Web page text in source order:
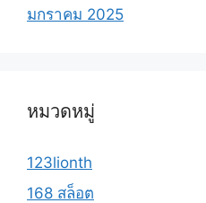
มกราคม 2025
หมวดหมู่
123lionth
168 สล็อต